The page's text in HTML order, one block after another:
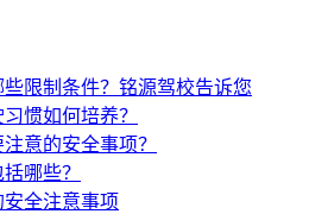
限制条件？铭源驾校告诉您
惯如何培养？
意的安全事项？
哪些？
全注意事项